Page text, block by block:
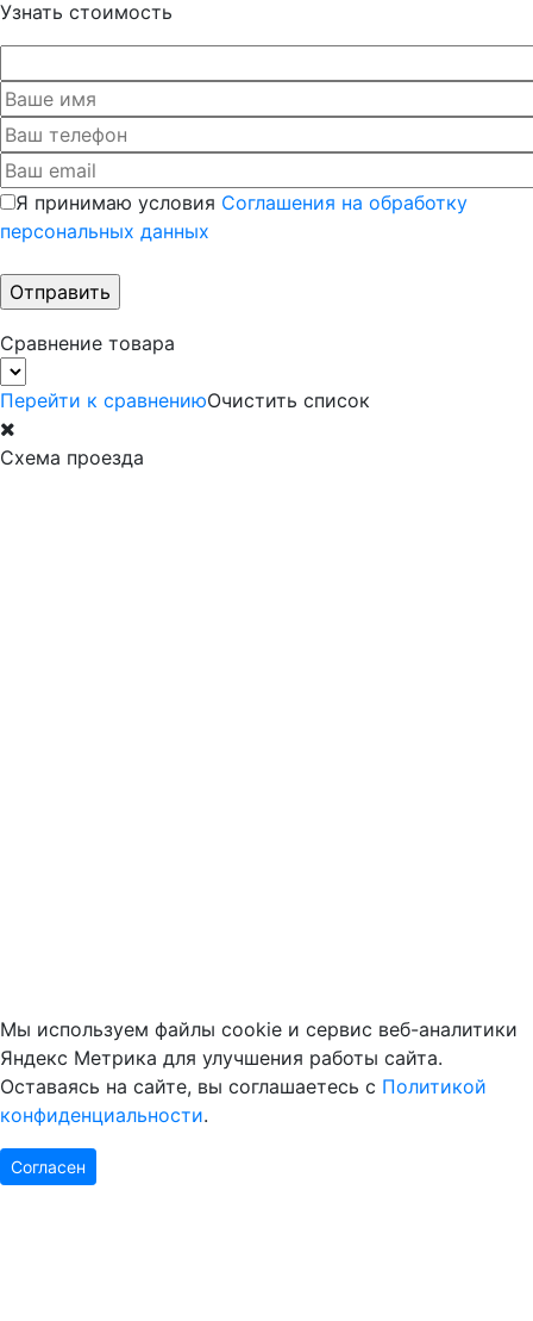
Узнать стоимость
Я принимаю условия Соглашения на обработку
персональных данных
Сравнение товара
Перейти к сравнениюОчистить список
Схема проезда
Мы используем файлы cookie и сервис веб-аналитики
Яндекс Метрика для улучшения работы сайта.
Оставаясь на сайте, вы соглашаетесь с Политикой
конфиденциальности.
Согласен